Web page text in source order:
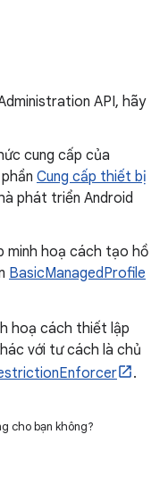
API, hãy
cung cấp của
Cung cấp thiết bị
phát triển Android
minh hoạ cách tạo hồ
BasicManagedProfile
hoạ cách thiết lập
với tư cách là chủ
.
cho bạn không?